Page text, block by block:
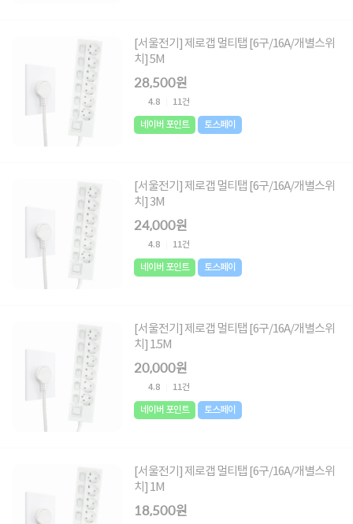
[서울전기] 제로갭 멀티탭 [6구/16A/개별스위
치] 5M
28,500원
4.8 11건
네이버 포인트 토스페이
[서울전기] 제로갭 멀티탭 [6구/16A/개별스위
치] 3M
24,000원
4.8 11건
네이버 포인트 토스페이
[서울전기] 제로갭 멀티탭 [6구/16A/개별스위
치] 1.5M
20,000원
4.8 11건
네이버 포인트 토스페이
[서울전기] 제로갭 멀티탭 [6구/16A/개별스위
치] 1M
18,500원